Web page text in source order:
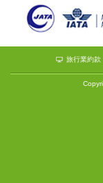
旅行業約款